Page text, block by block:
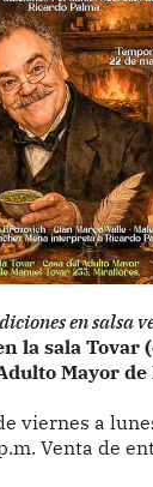
en salsa
la sala Tovar
Mayor
viernes a
Venta de